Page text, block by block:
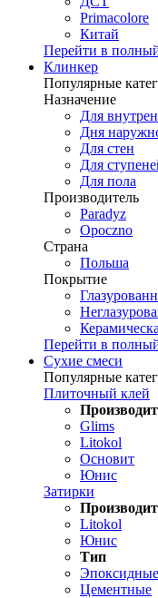
Primacolore
Китай
Перейти в
Клинкер
Популярные
Назначение
Для
Дня
Для стен
Для
Для пола
Производитель
Paradyz
Opoczno
Страна
Польша
Покрытие
Перейти в
Сухие смеси
Популярные
Плиточный клей
Glims
Litokol
Основит
Юнис
Затирки
Litokol
Юнис
Тип
Эпоксидные
Цементные